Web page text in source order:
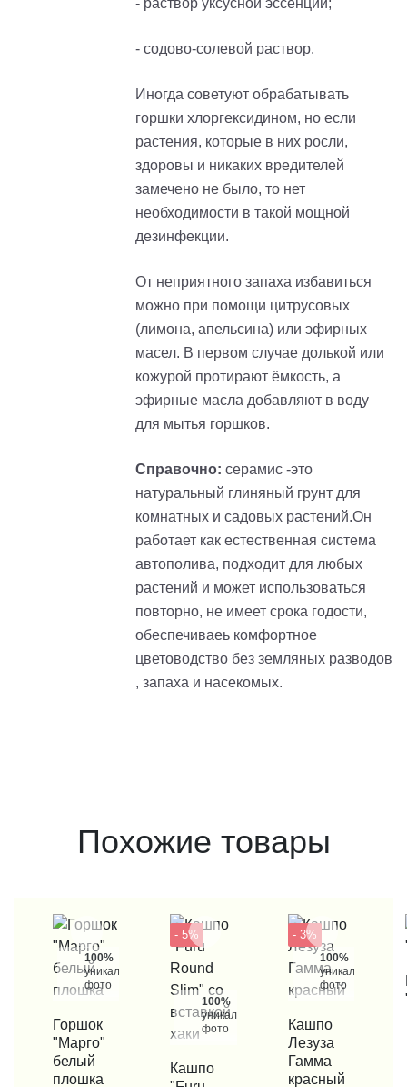
- содово-солевой раствор.
Иногда советуют обрабатывать
горшки хлоргексидином, но если
растения, которые в них росли,
здоровы и никаких вредителей
замечено не было, то нет
необходимости в такой мощной
дезинфекции.
От неприятного запаха избавиться
можно при помощи цитрусовых
(лимона, апельсина) или эфирных
масел. В первом случае долькой или
кожурой протирают ёмкость, а
эфирные масла добавляют в воду
для мытья горшков.
Справочно: серамис -это
натуральный глиняный грунт для
комнатных и садовых растений.Он
работает как естественная система
автополива, подходит для любых
растений и может использоваться
повторно, не имеет срока годости,
обеспечиваеь комфортное
цветоводство без земляных разводов
, запаха и насекомых.
Похожие товары
100%
уникальные
фото
КУПИТЬ В 1 КЛИК
Горшок
"Марго"
белый
плошка
- 5%
100%
уникальные
фото
КУПИТЬ В 1 КЛИК
Кашпо
- 3%
100%
уникальные
фото
КУПИТЬ В 1 КЛИК
Кашпо
Лезуза
Гамма
красный